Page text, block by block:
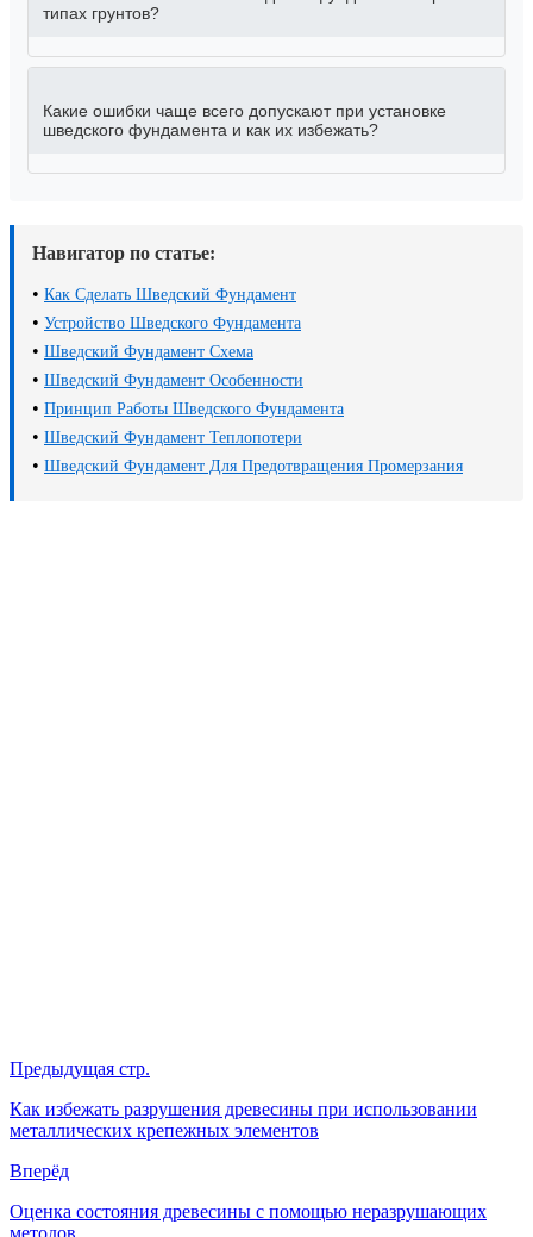
типах грунтов?
Какие ошибки чаще всего допускают при установке
шведского фундамента и как их избежать?
Навигатор по статье:
• Как Сделать Шведский Фундамент
• Устройство Шведского Фундамента
• Шведский Фундамент Схема
• Шведский Фундамент Особенности
• Принцип Работы Шведского Фундамента
• Шведский Фундамент Теплопотери
• Шведский Фундамент Для Предотвращения Промерзания
Предыдущая стр.
Как избежать разрушения древесины при использовании
металлических крепежных элементов
Вперёд
Оценка состояния древесины с помощью неразрушающих
методов